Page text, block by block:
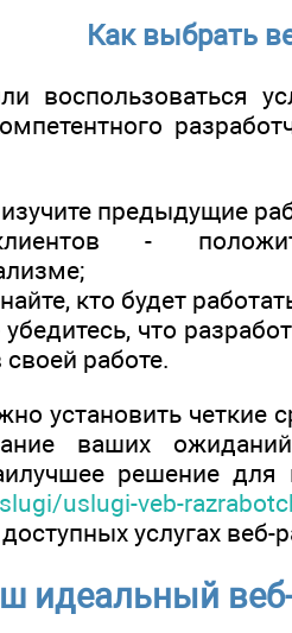
Как выбрать
воспользоваться
предыдущие
-
кто будет
что
своей работе.
установить
ваших
решение для
uslugi-veb-
услугах веб-
идеальный